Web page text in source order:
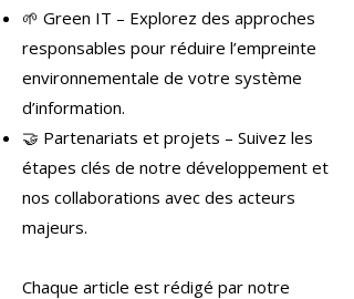
🌱 Green IT – Explorez des approches
responsables pour réduire l’empreinte
environnementale de votre système
d’information.
🤝 Partenariats et projets – Suivez les
étapes clés de notre développement et
nos collaborations avec des acteurs
majeurs.
Chaque article est rédigé par notre